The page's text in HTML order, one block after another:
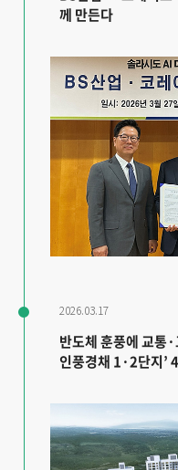
께 만든다
2026.03.17
반도체 훈풍에 교통
인풍경채 1·2단지’